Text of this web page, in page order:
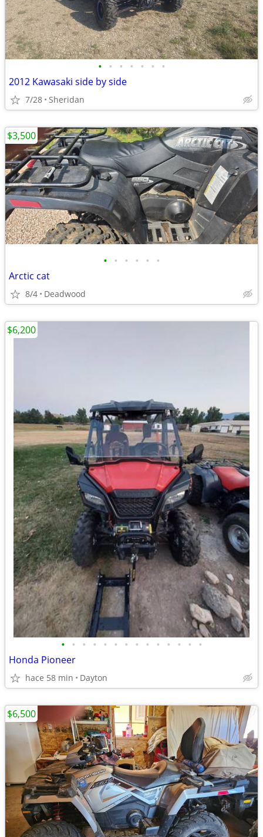
• • • • • • •
2012 Kawasaki side by side
7/28 Sheridan
• • • • • •
Arctic cat
8/4 Deadwood
$3,500
• • • • • • • • • • • • • •
Honda Pioneer
hace 58 min Dayton
$6,200
$6,500